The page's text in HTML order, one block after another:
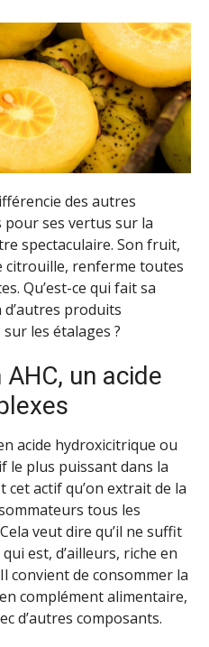
des autres
ses vertus sur la
spectaculaire. Son fruit,
citrouille, renferme toutes
Qu’est-ce qui fait sa
produits
les étalages ?
un acide
acide hydroxicitrique ou
le plus puissant dans la
cet actif qu’on extrait de la
tous les
veut dire qu’il ne suffit
est, d’ailleurs, riche en
convient de consommer la
complément alimentaire,
d’autres composants.